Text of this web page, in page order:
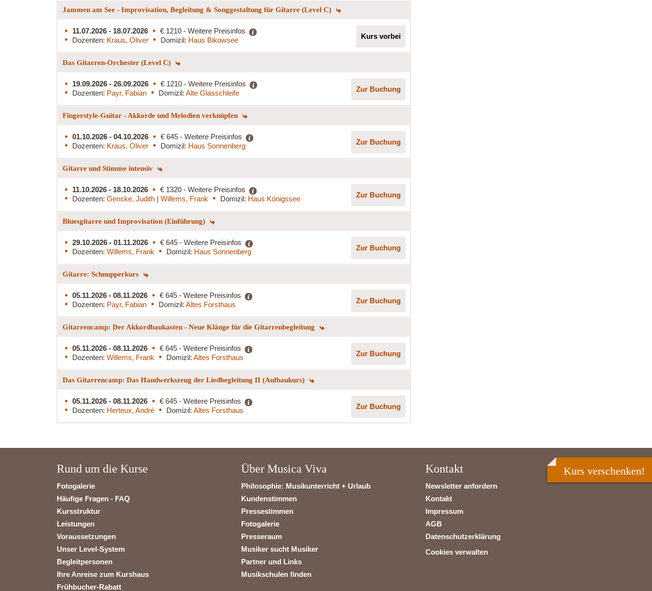
Jammen am See - Improvisation, Begleitung & Songgestaltung für Gitarre (Level C)
11.07.2026 - 18.07.2026
€ 1210 - Weitere Preisinfos
Dozenten: Kraus, Oliver Domizil: Haus Bikowsee Kurs vorbei
Das Gitarren-Orchester (Level C)
19.09.2026 - 26.09.2026
€ 1210 - Weitere Preisinfos
Dozenten: Payr, Fabian Domizil: Alte Glasschleife Zur Buchung
Fingerstyle-Guitar - Akkorde und Melodien verknüpfen
01.10.2026 - 04.10.2026
€ 645 - Weitere Preisinfos
Dozenten: Kraus, Oliver Domizil: Haus Sonnenberg Zur Buchung
Gitarre und Stimme intensiv
11.10.2026 - 18.10.2026
€ 1320 - Weitere Preisinfos
Dozenten: Genske, Judith | Willems, Frank Domizil: Haus Königssee Zur Buchung
Bluesgitarre und Improvisation (Einführung)
29.10.2026 - 01.11.2026
€ 645 - Weitere Preisinfos
Dozenten: Willems, Frank Domizil: Haus Sonnenberg Zur Buchung
Gitarre: Schnupperkurs
05.11.2026 - 08.11.2026
€ 645 - Weitere Preisinfos
Dozenten: Payr, Fabian Domizil: Altes Forsthaus Zur Buchung
Gitarrencamp: Der Akkordbaukasten - Neue Klänge für die Gitarrenbegleitung
05.11.2026 - 08.11.2026
€ 645 - Weitere Preisinfos
Dozenten: Willems, Frank Domizil: Altes Forsthaus Zur Buchung
Das Gitarrencamp: Das Handwerkszeug der Liedbegleitung II (Aufbaukurs)
05.11.2026 - 08.11.2026
€ 645 - Weitere Preisinfos
Dozenten: Herteux, André Domizil: Altes Forsthaus Zur Buchung
Rund um die Kurse
Fotogalerie
Häufige Fragen - FAQ
Kursstruktur
Leistungen
Voraussetzungen
Unser Level-System
Begleitpersonen
Ihre Anreise zum Kurshaus
Frühbucher-Rabatt
Über Musica Viva
Philosophie: Musikunterricht + Urlaub
Kundenstimmen
Pressestimmen
Fotogalerie
Presseraum
Musiker sucht Musiker
Partner und Links
Musikschulen finden
Kontakt
Newsletter anfordern
Kontakt
Impressum
AGB
Datenschutzerklärung
Cookies verwalten
Kurs verschenken!